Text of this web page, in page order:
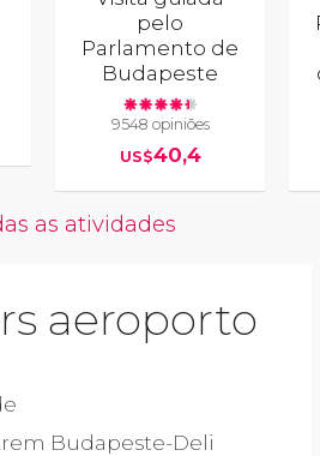
pelo
Parlamento de
Budapeste
9548 opiniões
US$40,4
as atividades
aeroporto
Budapeste-Deli